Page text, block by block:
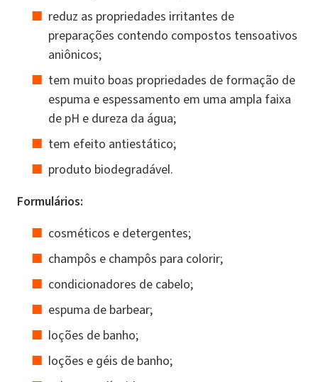
reduz as propriedades irritantes de
preparações contendo compostos tensoativos
aniônicos;
tem muito boas propriedades de formação de
espuma e espessamento em uma ampla faixa
de pH e dureza da água;
tem efeito antiestático;
produto biodegradável.
Formulários:
cosméticos e detergentes;
champôs e champôs para colorir;
condicionadores de cabelo;
espuma de barbear;
loções de banho;
loções e géis de banho;